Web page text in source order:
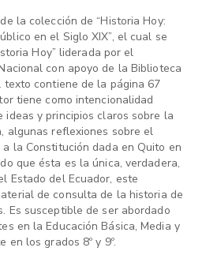
la colección de “Historia Hoy:
en el Siglo XIX”, el cual se
Hoy” liderada por el
con apoyo de la Biblioteca
texto contiene de la página 67
tiene como intencionalidad
ideas y principios claros sobre la
algunas reflexiones sobre el
la Constitución dada en Quito en
que ésta es la única, verdadera,
Estado del Ecuador, este
de consulta de la historia de
Es susceptible de ser abordado
en la Educación Básica, Media y
en los grados 8º y 9º.